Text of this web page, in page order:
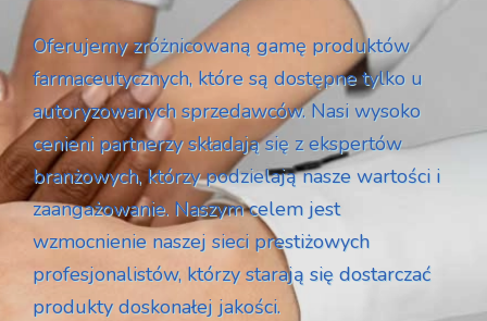
Oferujemy zróżnicowaną gamę produktów
farmaceutycznych, które są dostępne tylko u
autoryzowanych sprzedawców. Nasi wysoko
cenieni partnerzy składają się z ekspertów
branżowych, którzy podzielają nasze wartości i
zaangażowanie. Naszym celem jest
wzmocnienie naszej sieci prestiżowych
profesjonalistów, którzy starają się dostarczać
produkty doskonałej jakości.